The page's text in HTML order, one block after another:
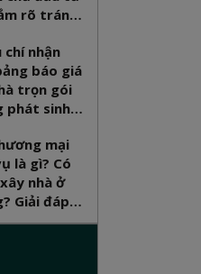
rõ tránh
chí nhận
báo giá
trọn gói
phát sinh
mại
là gì? Có
nhà ở
Giải đáp
mới nhất